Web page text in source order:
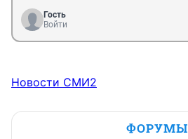
Гость
Войти
Новости СМИ2
ФОРУМЫ